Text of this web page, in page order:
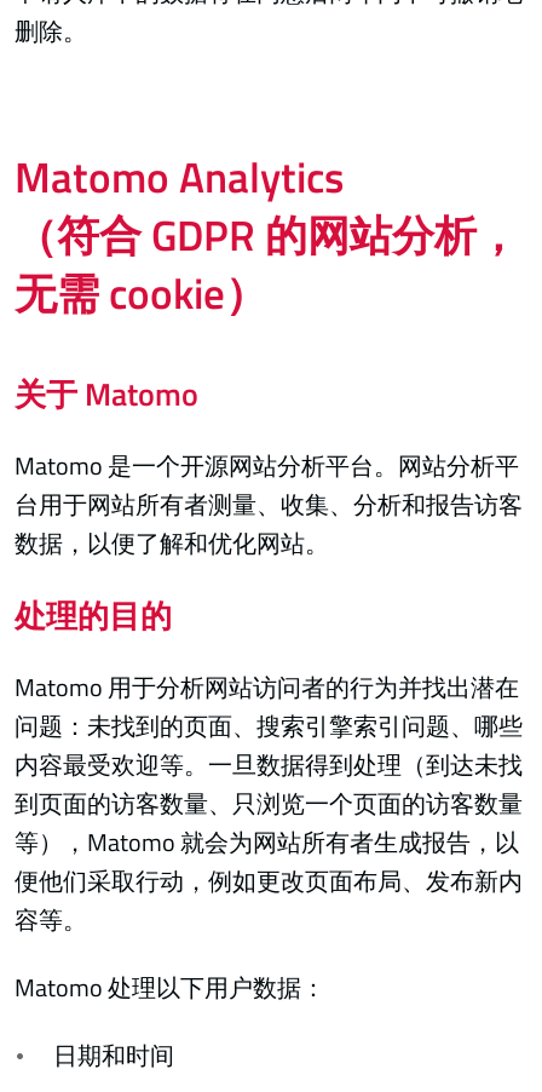
删除。
Matomo Analytics
（符合 GDPR 的网站分析，
无需 cookie）
关于 Matomo
Matomo 是一个开源网站分析平台。网站分析平
台用于网站所有者测量、收集、分析和报告访客
数据，以便了解和优化网站。
处理的目的
Matomo 用于分析网站访问者的行为并找出潜在
问题：未找到的页面、搜索引擎索引问题、哪些
内容最受欢迎等。一旦数据得到处理（到达未找
到页面的访客数量、只浏览一个页面的访客数量
等），Matomo 就会为网站所有者生成报告，以
便他们采取行动，例如更改页面布局、发布新内
容等。
Matomo 处理以下用户数据：
日期和时间